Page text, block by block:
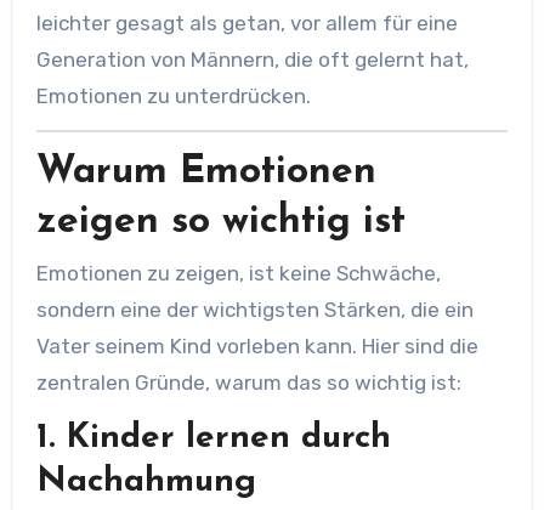
leichter gesagt als getan, vor allem für eine
Generation von Männern, die oft gelernt hat,
Emotionen zu unterdrücken.
Warum Emotionen
zeigen so wichtig ist
Emotionen zu zeigen, ist keine Schwäche,
sondern eine der wichtigsten Stärken, die ein
Vater seinem Kind vorleben kann. Hier sind die
zentralen Gründe, warum das so wichtig ist:
1. Kinder lernen durch
Nachahmung